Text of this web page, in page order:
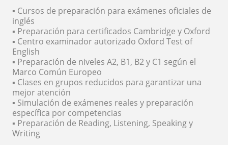
▪️ Cursos de preparación para exámenes oficiales de
inglés
▪️ Preparación para certificados Cambridge y Oxford
▪️ Centro examinador autorizado Oxford Test of
English
▪️ Preparación de niveles A2, B1, B2 y C1 según el
Marco Común Europeo
▪️ Clases en grupos reducidos para garantizar una
mejor atención
▪️ Simulación de exámenes reales y preparación
específica por competencias
▪️ Preparación de Reading, Listening, Speaking y
Writing